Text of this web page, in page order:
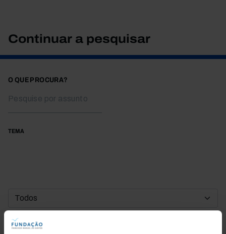
Continuar a pesquisar
O QUE PROCURA?
TEMA
DATA DE INÍCIO